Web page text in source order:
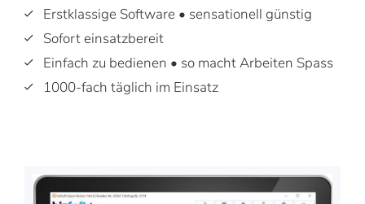
Erstklassige Software • sensationell günstig
Sofort einsatzbereit
Einfach zu bedienen • so macht Arbeiten Spass
1000-fach täglich im Einsatz